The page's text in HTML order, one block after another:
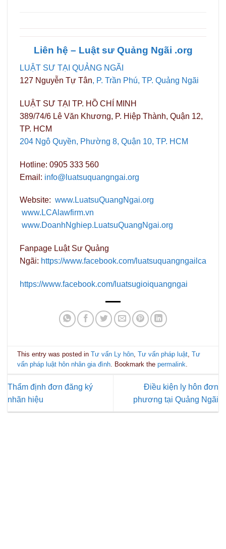
Liên hệ – Luật sư Quảng Ngãi .org
LUẬT SƯ TẠI QUẢNG NGÃI
127 Nguyễn Tự Tân, P. Trần Phú, TP. Quảng Ngãi
LUẬT SƯ TẠI TP. HỒ CHÍ MINH
389/74/6 Lê Văn Khương, P. Hiệp Thành, Quận 12,
TP. HCM
204 Ngô Quyền, Phường 8, Quận 10, TP. HCM
Hotline: 0905 333 560
Email: info@luatsuquangngai.org
Website: www.LuatsuQuangNgai.org
www.LCAlawfirm.vn
www.DoanhNghiep.LuatsuQuangNgai.org
Fanpage Luật Sư Quảng
Ngãi: https://www.facebook.com/luatsuquangngailca
https://www.facebook.com/luatsugioiquangngai
This entry was posted inTư vấn Ly hôn,Tư vấn pháp luật,Tư
vấn pháp luật hôn nhân gia đình. Bookmark thepermalink.
Thẩm định đơn đăng ký
nhãn hiệu
Điều kiện ly hôn đơn
phương tại Quảng Ngãi